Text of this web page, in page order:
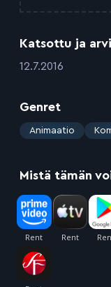
Katsottu ja
:12.7.2016
Genret
: Animaatio
Mistä tämän